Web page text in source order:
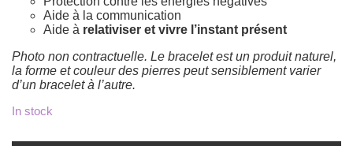
Aide à la communication
Aide à relativiser et vivre l’instant présent
Photo non contractuelle. Le bracelet est un produit naturel,
la forme et couleur des pierres peut sensiblement varier
d’un bracelet à l’autre.
In stock